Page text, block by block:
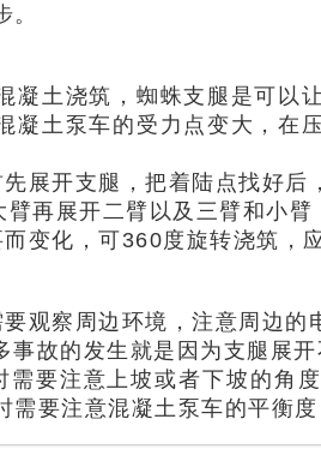
凝土浇筑，蜘蛛支腿是可以
凝土泵车的受力点变大，在
展开支腿，把着陆点找好后
再展开二臂以及三臂和小臂
变化，可360度旋转浇筑，
观察周边环境，注意周边的
故的发生就是因为支腿展开
要注意上坡或者下坡的角
要注意混凝土泵车的平衡